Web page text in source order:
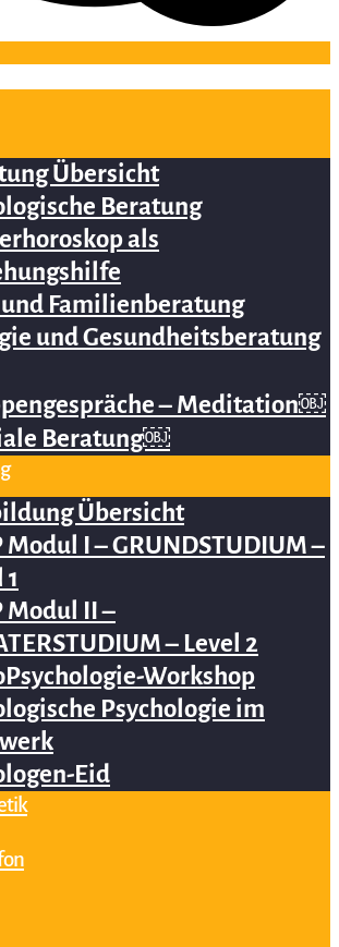
Übersicht
Beratung
als
und Familienberatung
und Gesundheitsberatung
– Meditation￼
Beratung￼
Übersicht
Modul I – GRUNDSTUDIUM –
Modul II –
– Level 2
Workshop
Psychologie im
Eid